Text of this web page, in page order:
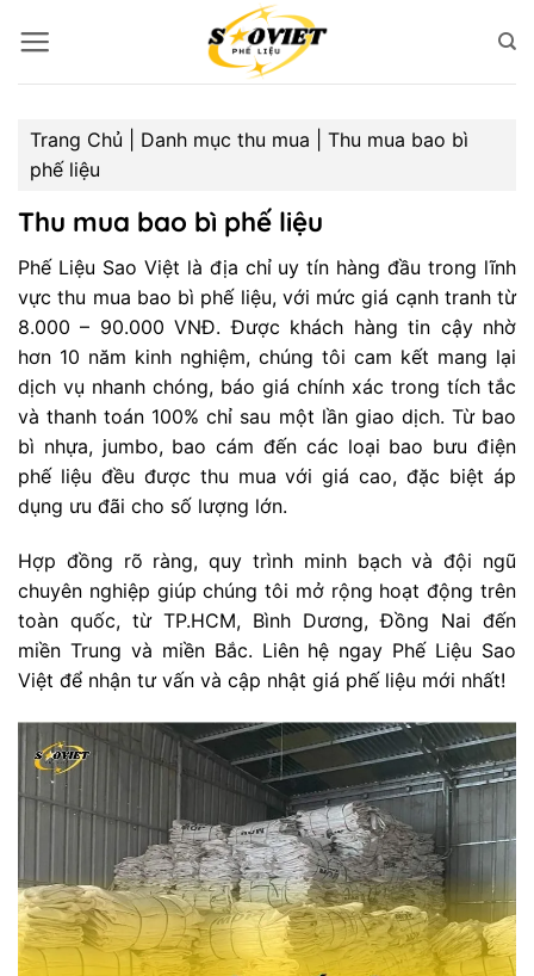
qua
Trang Chủ
Danh mục thu mua
Thu mua bao bì
phế liệu
Thu mua bao bì phế liệu
Phế Liệu Sao Việt là địa chỉ uy tín hàng đầu trong lĩnh
vực thu mua bao bì phế liệu, với mức giá cạnh tranh từ
8.000 – 90.000 VNĐ. Được khách hàng tin cậy nhờ
hơn 10 năm kinh nghiệm, chúng tôi cam kết mang lại
dịch vụ nhanh chóng, báo giá chính xác trong tích tắc
và thanh toán 100% chỉ sau một lần giao dịch. Từ bao
bì nhựa, jumbo, bao cám đến các loại bao bưu điện
phế liệu đều được thu mua với giá cao, đặc biệt áp
dụng ưu đãi cho số lượng lớn.
Hợp đồng rõ ràng, quy trình minh bạch và đội ngũ
chuyên nghiệp giúp chúng tôi mở rộng hoạt động trên
toàn quốc, từ TP.HCM, Bình Dương, Đồng Nai đến
miền Trung và miền Bắc. Liên hệ ngay Phế Liệu Sao
Việt để nhận tư vấn và cập nhật giá phế liệu mới nhất!